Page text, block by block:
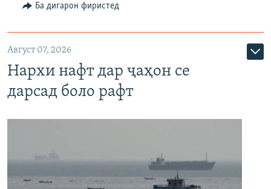
Ба дигарон фиристед
Август 07, 2026
Нархи нафт дар ҷаҳон се
дарсад боло рафт